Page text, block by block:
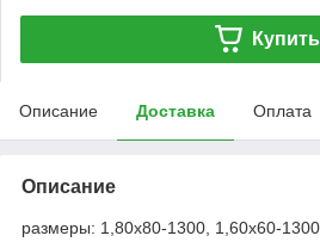
Купить
Описание Доставка Оплата
Описание
размеры: 1,80х80-1300, 1,60х60-